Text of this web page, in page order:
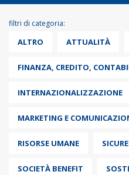
filtri di categoria:
ALTRO ATTUALITÀ
FINANZA, CREDITO,
INTERNAZIONALIZZAZIONE
MARKETING E
RISORSE UMANE
SOCIETÀ BENEFIT